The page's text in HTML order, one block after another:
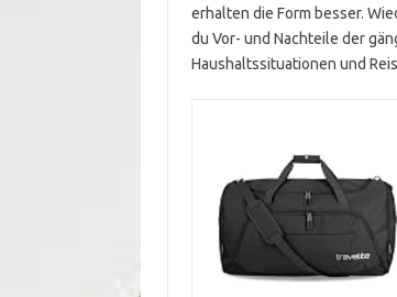
erhalten die Form besser.
du Vor- und Nachteile der
Haushaltssituationen und